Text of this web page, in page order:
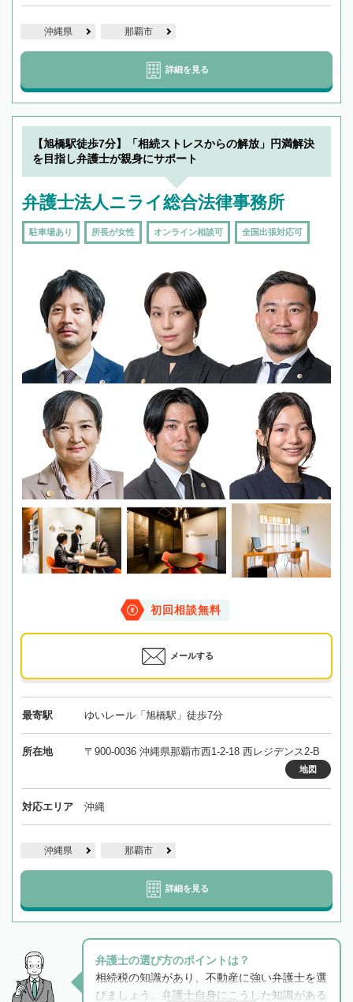
沖縄県 那覇市
詳細を見る
【旭橋駅徒歩7分】「相続ストレスからの解放」円満解決
を目指し弁護士が親身にサポート
弁護士法人ニライ総合法律事務所
駐車場あり 所長が女性 オンライン相談可 全国出張対応可
初回相談無料
メールする
最寄駅 ゆいレール「旭橋駅」徒歩7分
所在地 〒900-0036 沖縄県那覇市西1-2-18 西レジデンス2-B
地図
対応エリア 沖縄
沖縄県 那覇市
詳細を見る
弁護士の選び方のポイントは？
相続税の知識があり、不動産に強い弁護士を選
びましょう。弁護士自身にこうした知識がある